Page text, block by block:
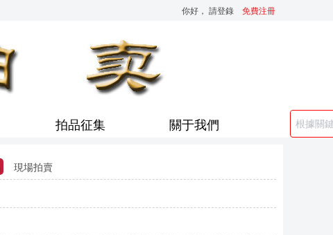
你好， 請登錄 免費注冊
拍品征集 關于我們
現場拍賣